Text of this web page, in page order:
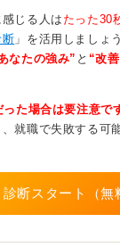
であることが多いと
一喜一憂せず、冷
じる人は たった30
断 」を活用しましょ
なたの強み” と “改
った場合は要注意で
就職で失敗する可
診断スタート（無